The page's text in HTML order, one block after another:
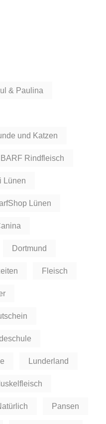
& Paulina
und Katzen
BARF Rindfleisch
Lünen
Lünen
Dortmund
Fleisch
Lunderland
Pansen